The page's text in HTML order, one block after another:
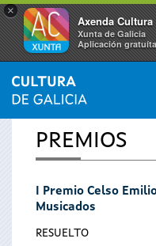
×
Axenda Cultura
Xunta de Galicia
Aplicación
Se
encuentra
usted
aquí
INICIO
PREMIOS
I Premio Celso
Musicados
RESUELTO